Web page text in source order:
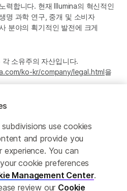
력합니다. 현재 Illumina의 혁신적인
명 과학 연구, 중개 및 소비자
분야의 획기적인 발전에 크게
소유주의 자산입니다.
ko-kr/company/legal.html을
reserved.
use cookies
and provide you
You can
cookie preferences
Management Center.
review our Cookie